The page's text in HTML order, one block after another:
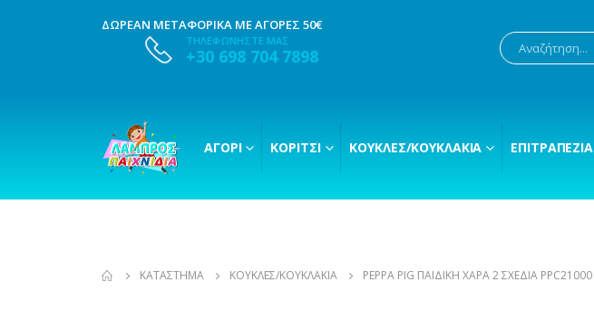
ΔΩΡΕΑΝ ΜΕΤΑΦΟΡΙΚΑ ΜΕ ΑΓΟΡΕΣ 50€
ΤΗΛΕΦΩΝΗΣΤΕ ΜΑΣ
+30 698 704 7898
ΑΓΌΡΙ ΚΟΡΊΤΣΙ ΚΟΎΚΛΕΣ/ΚΟΥΚΛΆΚΙΑ ΕΠΙΤΡΑΠΈΖΙΑ
ΚΑΤΆΣΤΗΜΑ ΚΟΎΚΛΕΣ/ΚΟΥΚΛΆΚΙΑ PEPPA PIG ΠΑΙΔΙΚΉ ΧΑΡΆ 2 ΣΧΈΔΙΑ PPC21000